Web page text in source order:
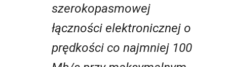
szerokopasmowej
łączności elektronicznej o
prędkości co najmniej 100